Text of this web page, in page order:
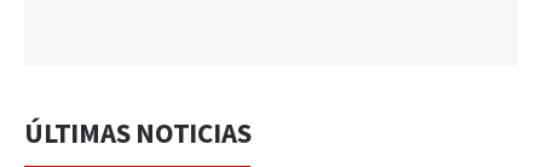
ÚLTIMAS NOTICIAS